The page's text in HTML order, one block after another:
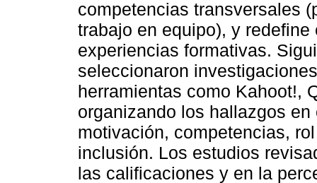
competencias transversales
trabajo en equipo), y
experiencias formativas.
seleccionaron
herramientas como Kahoot!,
organizando los hallazgos
motivación, competencias,
inclusión. Los estudios
las calificaciones y en la